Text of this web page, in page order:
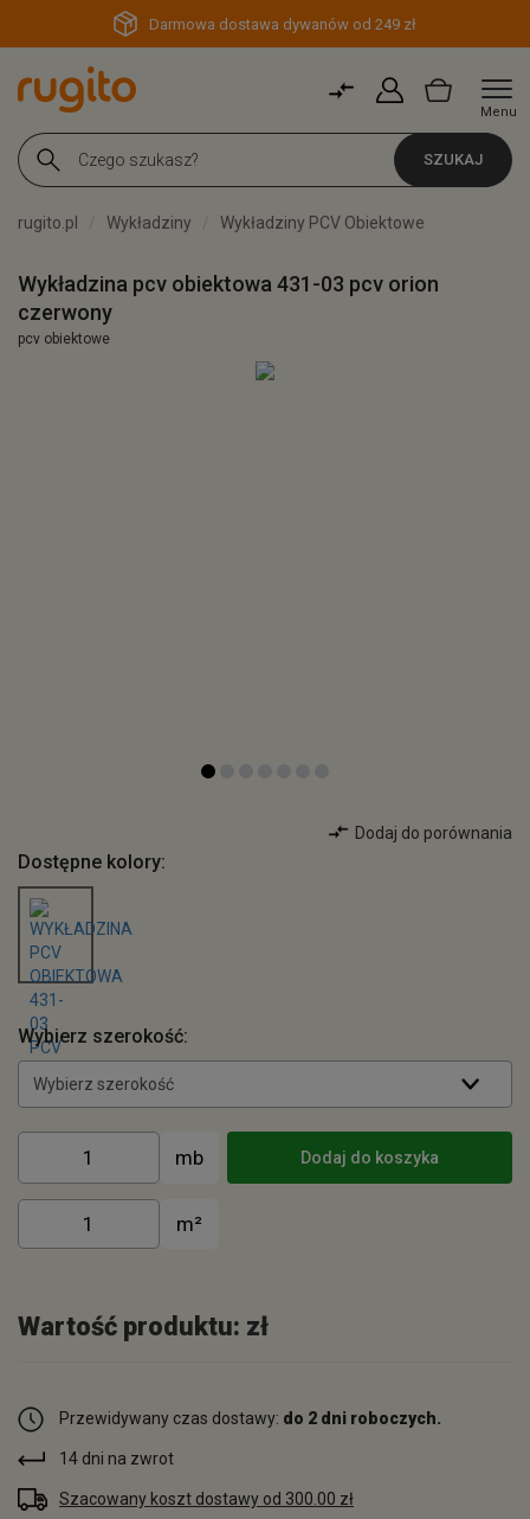
Darmowa dostawa dywanów od 249 zł
Menu
SZUKAJ
rugito.pl Wykładziny Wykładziny PCV Obiektowe
Wykładzina pcv obiektowa 431-03 pcv orion
czerwony
pcv obiektowe
Dodaj do porównania
Dostępne kolory:
Wybierz szerokość:
Wybierz szerokość
Dodaj do koszyka
Wartość produktu: zł
Przewidywany czas dostawy: do 2 dni roboczych.
14 dni na zwrot
Szacowany koszt dostawy od 300.00 zł